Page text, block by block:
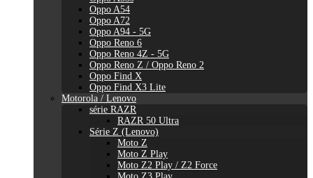
Oppo A54
Oppo A72
Oppo A94 - 5G
Oppo Reno 6
Oppo Reno 4Z - 5G
Oppo Reno Z / Oppo Reno 2
Oppo Find X
Oppo Find X3 Lite
Motorola / Lenovo
série RAZR
RAZR 50 Ultra
Série Z (Lenovo)
Moto Z
Moto Z Play
Moto Z2 Play / Z2 Force